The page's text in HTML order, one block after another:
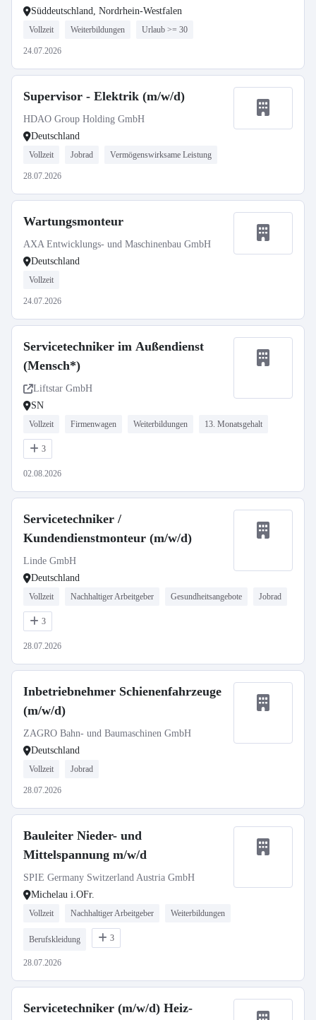
Süddeutschland, Nordrhein-Westfalen
Vollzeit Weiterbildungen Urlaub >= 30
24.07.2026
Supervisor - Elektrik (m/w/d)
HDAO Group Holding GmbH
Deutschland
Vollzeit Jobrad Vermögenswirksame Leistung
28.07.2026
Wartungsmonteur
AXA Entwicklungs- und Maschinenbau GmbH
Deutschland
Vollzeit
24.07.2026
Servicetechniker im Außendienst
(Mensch*)
Liftstar GmbH
SN
Vollzeit Firmenwagen Weiterbildungen 13. Monatsgehalt
3
02.08.2026
Servicetechniker /
Kundendienstmonteur (m/w/d)
Linde GmbH
Deutschland
Vollzeit Nachhaltiger Arbeitgeber Gesundheitsangebote Jobrad
3
28.07.2026
Inbetriebnehmer Schienenfahrzeuge
(m/w/d)
ZAGRO Bahn- und Baumaschinen GmbH
Deutschland
Vollzeit Jobrad
28.07.2026
Bauleiter Nieder- und
Mittelspannung m/w/d
SPIE Germany Switzerland Austria GmbH
Michelau i.OFr.
Vollzeit Nachhaltiger Arbeitgeber Weiterbildungen
Berufskleidung 3
28.07.2026
Servicetechniker (m/w/d) Heiz-